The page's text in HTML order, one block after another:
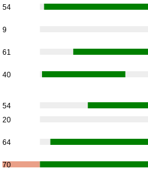
54
9
61
40
54
20
64
70